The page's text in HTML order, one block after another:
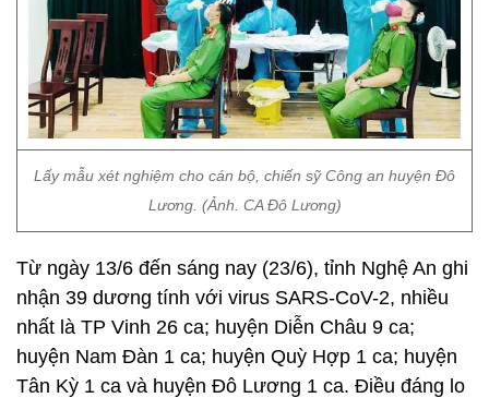
Lấy mẫu xét nghiệm cho cán bộ, chiến sỹ Công an huyện Đô
Lương. (Ảnh. CA Đô Lương)
Từ ngày 13/6 đến sáng nay (23/6), tỉnh Nghệ An ghi
nhận 39 dương tính với virus SARS-CoV-2, nhiều
nhất là TP Vinh 26 ca; huyện Diễn Châu 9 ca;
huyện Nam Đàn 1 ca; huyện Quỳ Hợp 1 ca; huyện
Tân Kỳ 1 ca và huyện Đô Lương 1 ca. Điều đáng lo